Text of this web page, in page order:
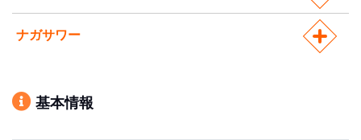
ナガサワー
基本情報